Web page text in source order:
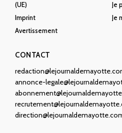
(UE)
Imprint
Avertissement
Je
Je
CONTACT
annonce-